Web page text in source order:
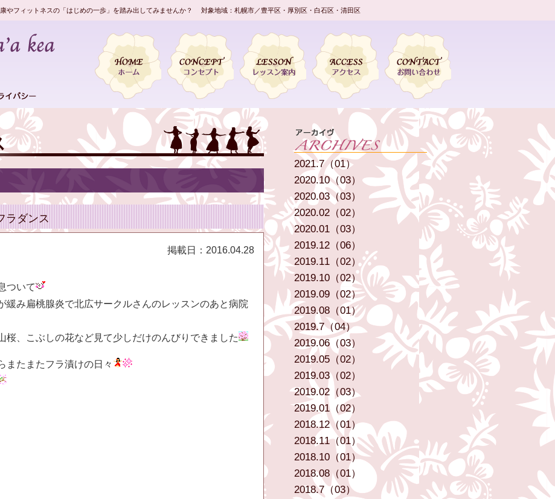
やフィットネスの「はじめの一歩」を踏み出してみませんか？ 対象地域：札幌市／豊平区・厚別区・白石区・清田区
ラダンス
掲載日： 2016.04.28
ついて
緩み扁桃腺炎で北広サークルさんのレッスンのあと病院
桜、こぶしの花など見て少しだけのんびりできました
またまたフラ漬けの日々
2021.7（01）
2020.10（03）
2020.03（03）
2020.02（02）
2020.01（03）
2019.12（06）
2019.11（02）
2019.10（02）
2019.09（02）
2019.08（01）
2019.7（04）
2019.06（03）
2019.05（02）
2019.03（02）
2019.02（03）
2019.01（02）
2018.12（01）
2018.11（01）
2018.10（01）
2018.08（01）
2018.7（03）